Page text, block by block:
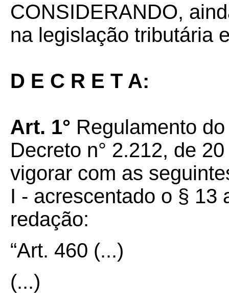
CONSIDERANDO,
na legislação tributária
D E C R E T A:
Art. 1° Regulamento
Decreto n° 2.212, de
vigorar com as
I - acrescentado o § 13
redação:
“Art. 460 (...)
(...)